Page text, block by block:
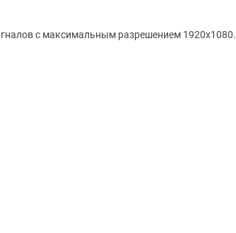
с максимальным разрешением 1920x1080.